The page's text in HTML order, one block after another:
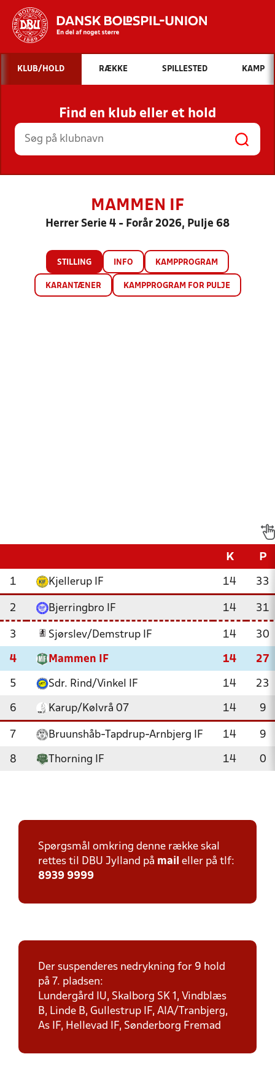
Hvad vil du søge efter?
INDHOLD OG NYHEDER
STILLINGER, RESULTATER, KLUBBER OG
HOLD
KLUB/HOLD RÆKKE SPILLESTED KAMP
Find en klub eller et hold
MAMMEN IF
Herrer Serie 4 - Forår 2026, Pulje 68
STILLING INFO KAMPPROGRAM
KARANTÆNER KAMPPROGRAM FOR PULJE
K P
1 Kjellerup IF 14 33
2 Bjerringbro IF 14 31
3 Sjørslev/Demstrup IF 14 30
4 Mammen IF 14 27
5 Sdr. Rind/Vinkel IF 14 23
6 Karup/Kølvrå 07 14 9
7 Bruunshåb-Tapdrup-Arnbjerg IF 14 9
8 Thorning IF 14 0
Spørgsmål omkring denne række skal
rettes til DBU Jylland på mail eller på tlf:
8939 9999
Der suspenderes nedrykning for 9 hold
på 7. pladsen:
Lundergård IU, Skalborg SK 1, Vindblæs
B, Linde B, Gullestrup IF, AIA/Tranbjerg,
As IF, Hellevad IF, Sønderborg Fremad